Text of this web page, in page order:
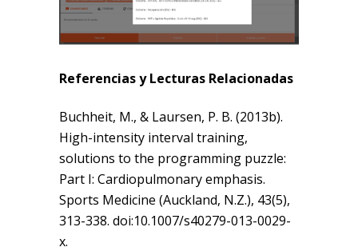
Referencias y Lecturas Relacionadas
Buchheit, M., & Laursen, P. B. (2013b).
High-intensity interval training,
solutions to the programming puzzle:
Part I: Cardiopulmonary emphasis.
Sports Medicine (Auckland, N.Z.), 43(5),
313-338. doi:10.1007/s40279-013-0029-
x.